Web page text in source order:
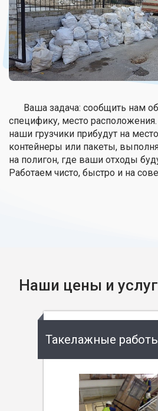
Ваша задача: сообщить нам
специфику, место
наши грузчики прибудут на
контейнеры или пакеты,
на полигон, где ваши отходы
Работаем чисто, быстро и на
Наши цены и
Такелажные